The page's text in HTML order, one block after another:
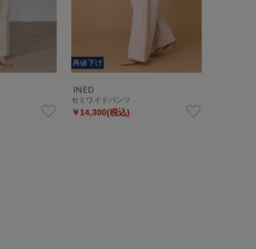
再値下げ
INED
セミワイドパンツ
￥14,300(税込)